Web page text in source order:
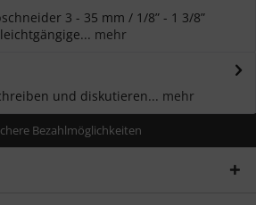
3 - 35 mm / 1/8” - 1 3/8”
mehr
und diskutieren... mehr
Bezahlmöglichkeiten